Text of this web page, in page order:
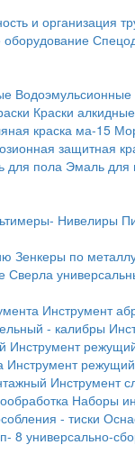
и организация
оборудование
Водоэмульсионные
Краски алкидные
краска ма-15
защитная
для пола Эмаль для
Нивелиры
Зенкеры по
Сверла
Инструмент
- калибры
Инструмент
Инструмент
Инструмент
Наборы
- тиски
8 универсально-